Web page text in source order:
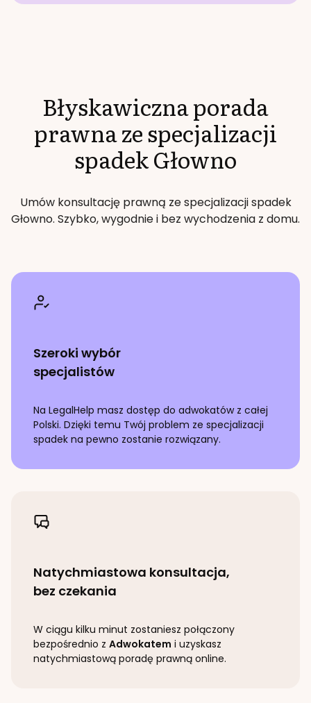
Błyskawiczna porada
prawna ze specjalizacji
spadekGłowno
Umów konsultację prawną ze specjalizacjispadek
Głowno. Szybko, wygodnie i bez wychodzenia z domu.
Szeroki wybór
specjalistów
Na LegalHelp masz dostęp do adwokatów z całej
Polski. Dzięki temu Twój problem ze specjalizacji
spadek na pewno zostanie rozwiązany.
Natychmiastowa konsultacja,
bez czekania
W ciągu kilku minut zostaniesz połączony
bezpośrednio z Adwokatem i uzyskasz
natychmiastową poradę prawną online.